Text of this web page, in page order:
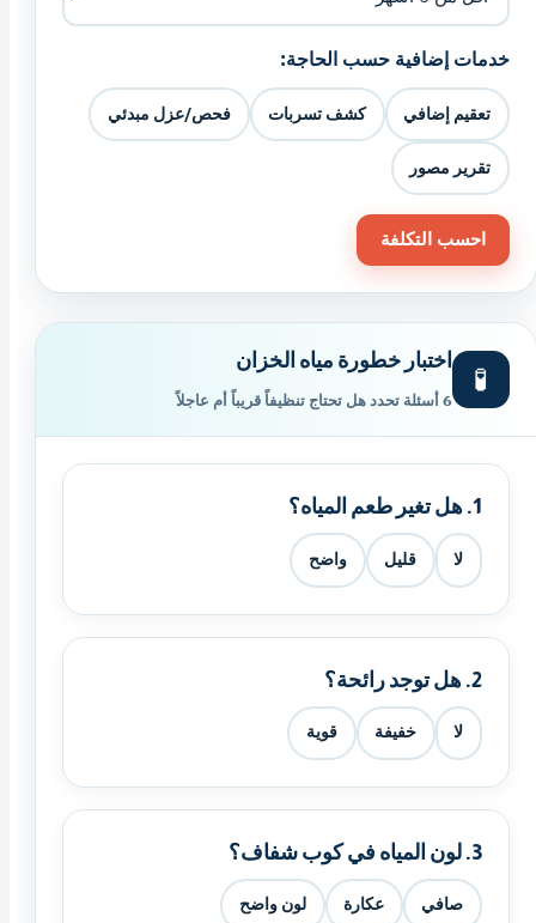
خدمات إضافية حسب الحاجة:
تعقيم إضافي كشف تسربات فحص/عزل مبدئي
تقرير مصور
احسب التكلفة
🧪 اختبار خطورة مياه الخزان
6 أسئلة تحدد هل تحتاج تنظيفاً قريباً أم عاجلاً
1. هل تغير طعم المياه؟
لا قليل واضح
2. هل توجد رائحة؟
لا خفيفة قوية
3. لون المياه في كوب شفاف؟
صافي عكارة لون واضح